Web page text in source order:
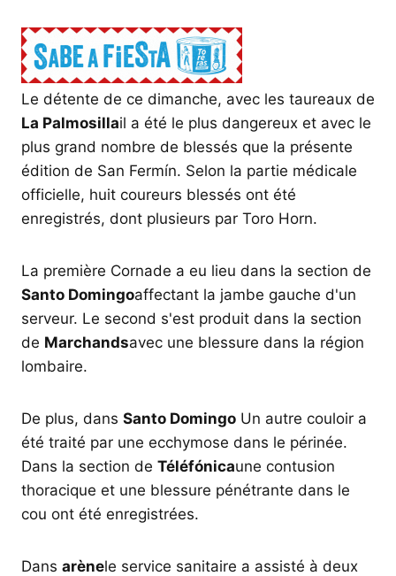
Le détente de ce dimanche, avec les taureaux de
La Palmosillail a été le plus dangereux et avec le
plus grand nombre de blessés que la présente
édition de San Fermín. Selon la partie médicale
officielle, huit coureurs blessés ont été
enregistrés, dont plusieurs par Toro Horn.
La première Cornade a eu lieu dans la section de
Santo Domingoaffectant la jambe gauche d'un
serveur. Le second s'est produit dans la section
de Marchandsavec une blessure dans la région
lombaire.
De plus, dans Santo Domingo Un autre couloir a
été traité par une ecchymose dans le périnée.
Dans la section de Téléfónicaune contusion
thoracique et une blessure pénétrante dans le
cou ont été enregistrées.
Dans arènele service sanitaire a assisté à deux